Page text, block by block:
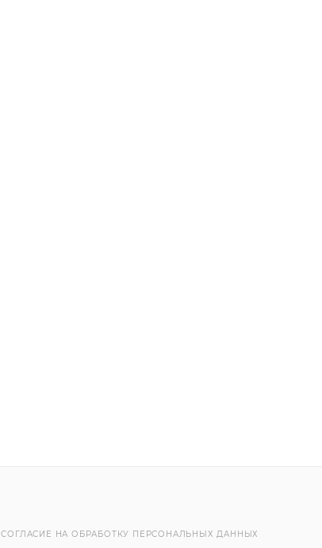
СОГЛАСИЕ НА ОБРАБОТКУ ПЕРСОНАЛЬНЫХ ДАННЫХ